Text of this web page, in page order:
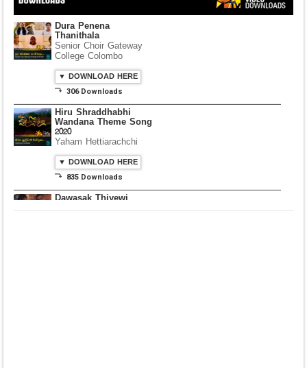
Dura Penena
Thanithala
Senior Choir Gateway
College Colombo
▼ DOWNLOAD HERE
⤵ 306 Downloads
Hiru Shraddhabhi
Wandana Theme Song
2020
Yaham Hettiarachchi
▼ DOWNLOAD HERE
⤵ 835 Downloads
Dawasak Thiyewi